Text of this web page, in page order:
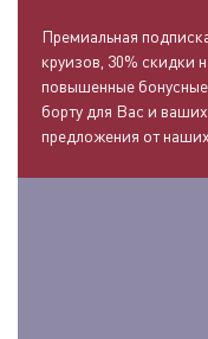
Премиальная
круизов, 30% скидки
повышенные
борту для Вас и
предложения от